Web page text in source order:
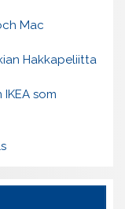
Mac
Hakkapeliitta
som